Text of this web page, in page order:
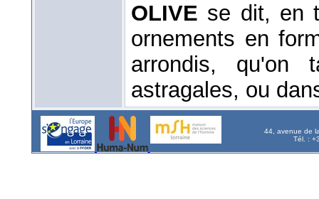
OLIVE se dit, en
ornements en
arrondis, qu'on
astragales, ou
44, avenue de
Tél. :